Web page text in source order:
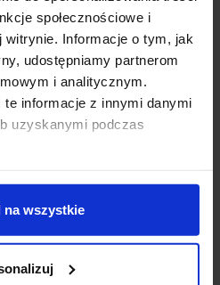
społecznościowe i
Informacje o tym, jak
udostępniamy partnerom
i analitycznym.
te informacje z innymi danymi
uzyskanymi podczas
na wszystkie
799 220 777